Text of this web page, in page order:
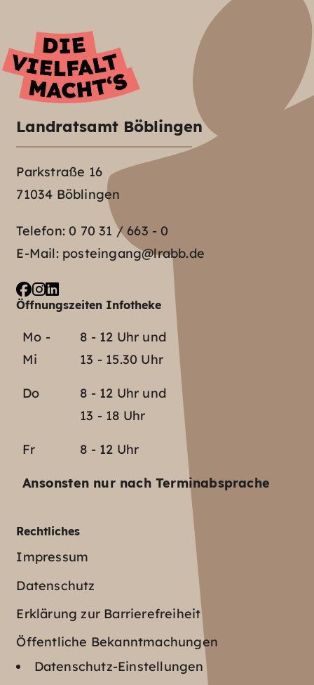
Landratsamt Böblingen
Parkstraße 16
71034 Böblingen
Telefon:0 70 31 / 663 - 0
E-Mail: posteingang@lrabb.de
Öffnungszeiten Infotheke
Mo -
Mi
8 - 12 Uhr und
13 - 15.30 Uhr
Do
8 - 12 Uhr und
13 - 18 Uhr
Fr 8 - 12 Uhr
Ansonsten nur nach Terminabsprache
Rechtliches
Impressum
Datenschutz
Erklärung zur Barrierefreiheit
Öffentliche Bekanntmachungen
Datenschutz-Einstellungen